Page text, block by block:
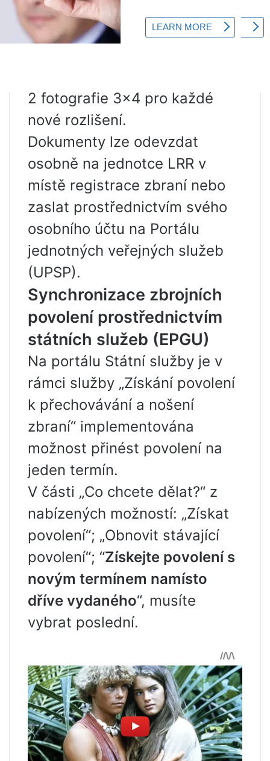
nahrazení budou vydána nová;
žádosti o povolení s novou
2 fotografie 3×4 pro každé
nové rozlišení.
Dokumenty lze odevzdat
osobně na jednotce LRR v
místě registrace zbraní nebo
zaslat prostřednictvím svého
osobního účtu na Portálu
jednotných veřejných služeb
(UPSP).
Synchronizace zbrojních
povolení prostřednictvím
státních služeb (EPGU)
Na portálu Státní služby je v
rámci služby „Získání povolení
k přechovávání a nošení
zbraní“ implementována
možnost přinést povolení na
jeden termín.
V části „Co chcete dělat?“ z
nabízených možností: „Získat
povolení“; „Obnovit stávající
povolení“; “Získejte povolení s
novým termínem namísto
dříve vydaného“, musíte
vybrat poslední.